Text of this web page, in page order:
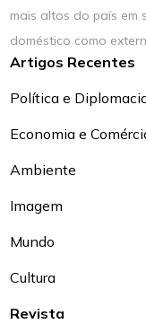
mais altos do país em
doméstico como
Artigos Recentes
Política e
Economia e
Ambiente
Imagem
Mundo
Cultura
Revista